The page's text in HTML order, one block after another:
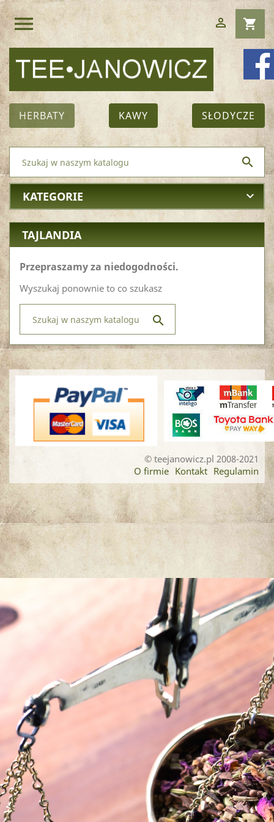
menu

 shopping_cart
HERBATY KAWY SŁODYCZE
KATEGORIE keyboard_arrow_down
TAJLANDIA
Przepraszamy za niedogodności.
Wyszukaj ponownie to co szukasz

© teejanowicz.pl 2008-2021
O firmie Kontakt Regulamin